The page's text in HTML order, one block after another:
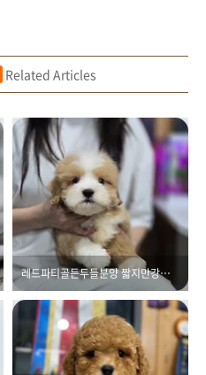
Related Articles
레드파티골든두들분양 짧지만강렬한만남 댕이